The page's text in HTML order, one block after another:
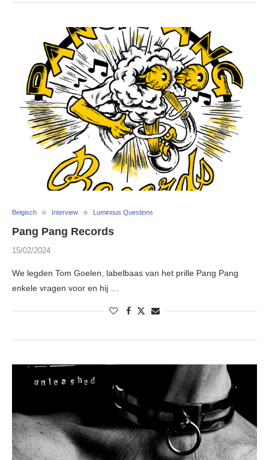
Belgisch Interview Luminous Questions
Pang Pang Records
15/02/2024
We legden Tom Goelen, labelbaas van het prille Pang Pang
enkele vragen voor en hij …